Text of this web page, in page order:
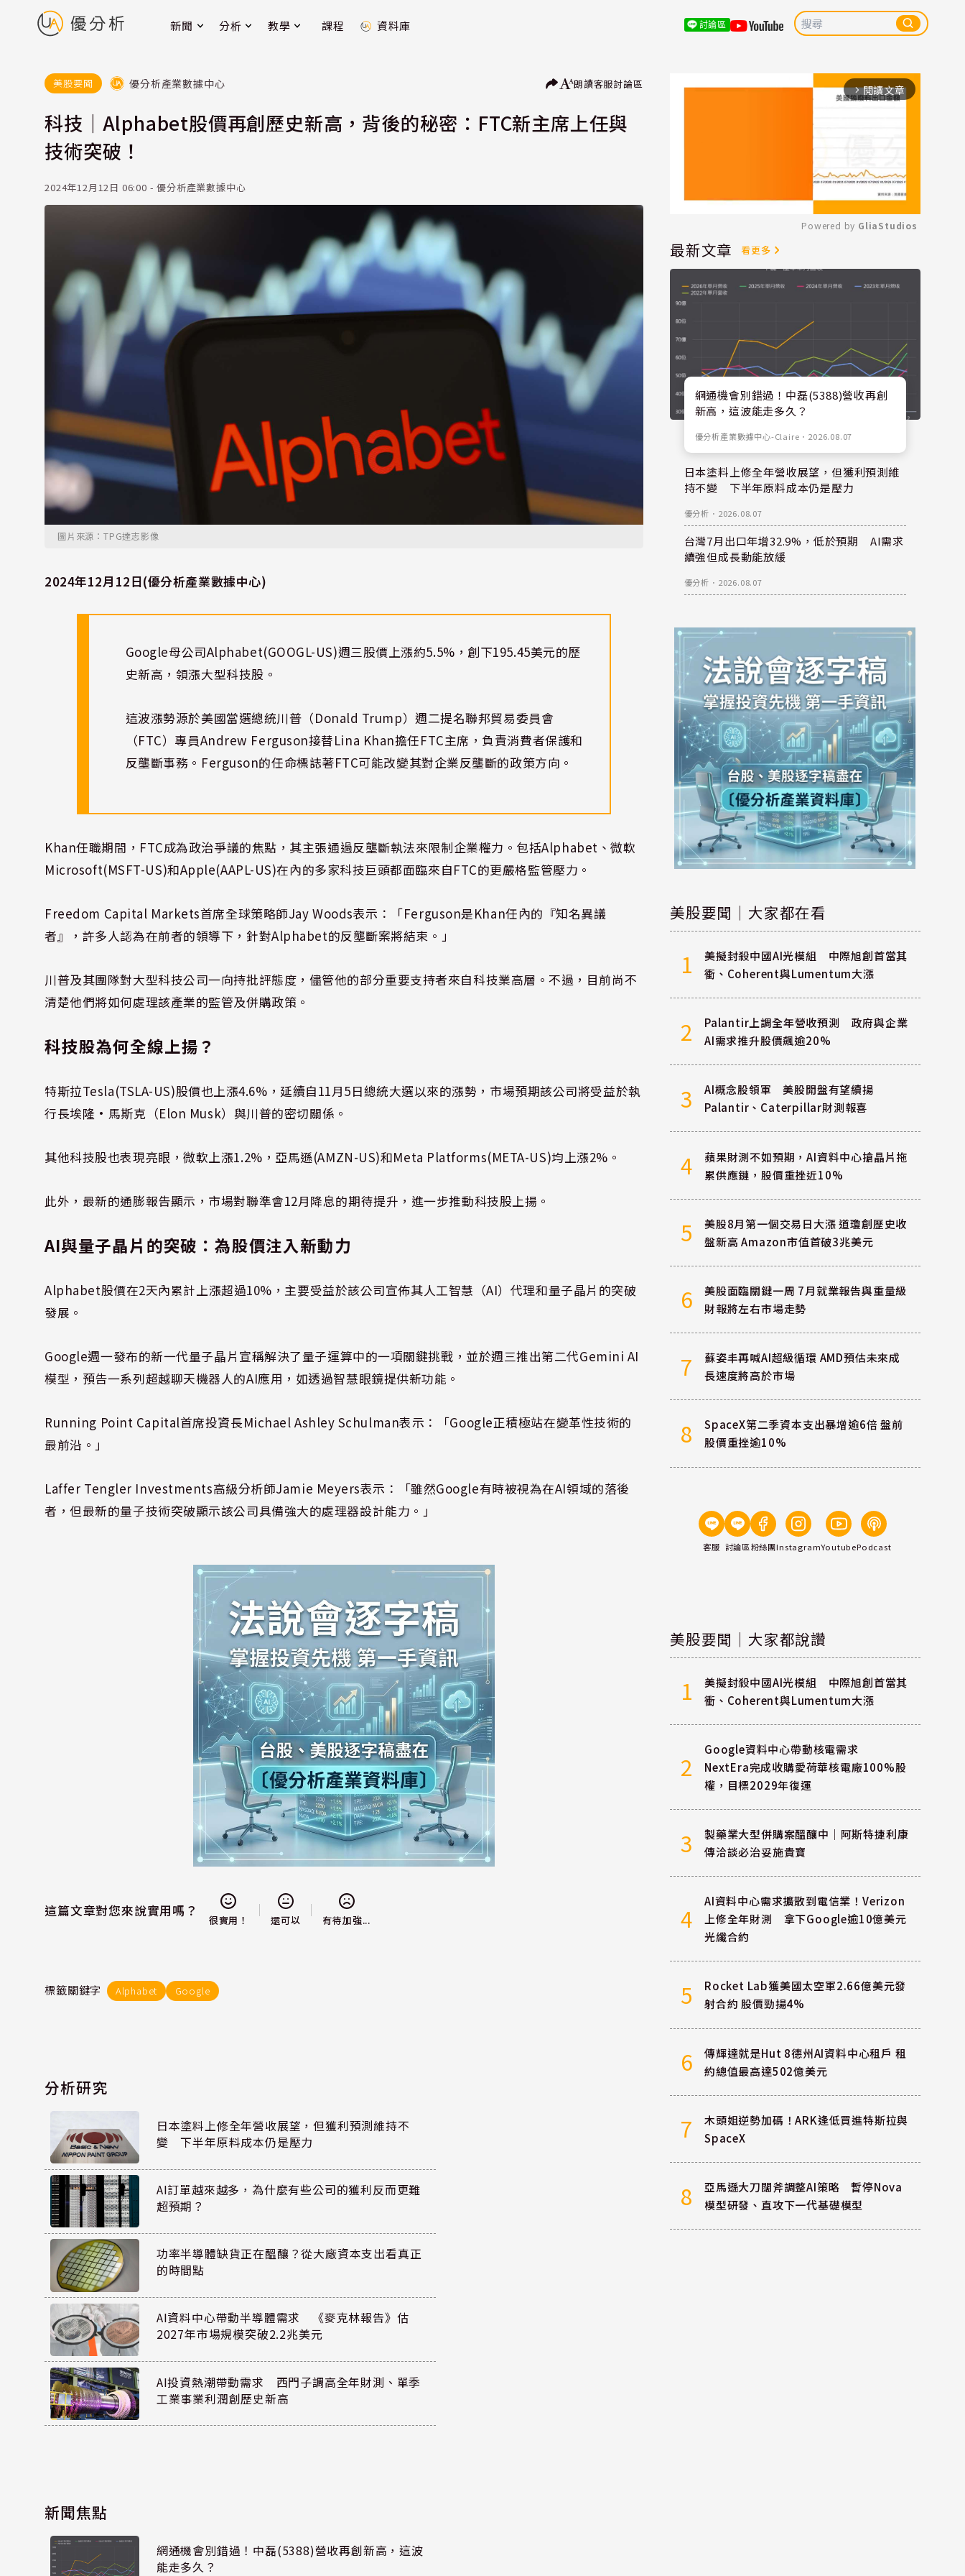
新聞 分析 教學 課程 資料庫 討論區
美股要聞 優分析產業數據中心 朗讀客服討論區
科技｜Alphabet股價再創歷史新高，背後的秘密：FTC新主席上任與
技術突破！
2024年12月12日 06:00 - 優分析產業數據中心
圖片來源：TPG達志影像
2024年12月12日(優分析產業數據中心)
Google母公司Alphabet(GOOGL-US)週三股價上漲約5.5%，創下195.45美元的歷
史新高，領漲大型科技股。
這波漲勢源於美國當選總統川普（Donald Trump）週二提名聯邦貿易委員會
（FTC）專員Andrew Ferguson接替Lina Khan擔任FTC主席，負責消費者保護和
反壟斷事務。Ferguson的任命標誌著FTC可能改變其對企業反壟斷的政策方向。
Khan任職期間，FTC成為政治爭議的焦點，其主張通過反壟斷執法來限制企業權力。包括Alphabet、微軟
Microsoft(MSFT-US)和Apple(AAPL-US)在內的多家科技巨頭都面臨來自FTC的更嚴格監管壓力。
Freedom Capital Markets首席全球策略師Jay Woods表示：「Ferguson是Khan任內的『知名異議
者』，許多人認為在前者的領導下，針對Alphabet的反壟斷案將結束。」
川普及其團隊對大型科技公司一向持批評態度，儘管他的部分重要支持者來自科技業高層。不過，目前尚不
清楚他們將如何處理該產業的監管及併購政策。
科技股為何全線上揚？
特斯拉Tesla(TSLA-US)股價也上漲4.6%，延續自11月5日總統大選以來的漲勢，市場預期該公司將受益於執
行長埃隆·馬斯克（Elon Musk）與川普的密切關係。
其他科技股也表現亮眼，微軟上漲1.2%，亞馬遜(AMZN-US)和Meta Platforms(META-US)均上漲2%。
此外，最新的通膨報告顯示，市場對聯準會12月降息的期待提升，進一步推動科技股上揚。
AI與量子晶片的突破：為股價注入新動力
Alphabet股價在2天內累計上漲超過10%，主要受益於該公司宣佈其人工智慧（AI）代理和量子晶片的突破
發展。
Google週一發布的新一代量子晶片宣稱解決了量子運算中的一項關鍵挑戰，並於週三推出第二代Gemini AI
模型，預告一系列超越聊天機器人的AI應用，如透過智慧眼鏡提供新功能。
Running Point Capital首席投資長Michael Ashley Schulman表示：「Google正積極站在變革性技術的
最前沿。」
Laffer Tengler Investments高級分析師Jamie Meyers表示：「雖然Google有時被視為在AI領域的落後
者，但最新的量子技術突破顯示該公司具備強大的處理器設計能力。」
這篇文章對您來說實用嗎？
很實用！ 還可以 有待加強...
標籤關鍵字 Alphabet Google
分析研究
日本塗料上修全年營收展望，但獲利預測維持不
變 下半年原料成本仍是壓力
AI訂單越來越多，為什麼有些公司的獲利反而更難
超預期？
功率半導體缺貨正在醞釀？從大廠資本支出看真正
的時間點
AI資料中心帶動半導體需求 《麥克林報告》估
2027年市場規模突破2.2兆美元
AI投資熱潮帶動需求 西門子調高全年財測、單季
工業事業利潤創歷史新高
新聞焦點
網通機會別錯過！中磊(5388)營收再創新高，這波
能走多久？
arrow_forward_ios 閱讀文章
Mute
Powered by GliaStudios
最新文章 看更多
網通機會別錯過！中磊(5388)營收再創
新高，這波能走多久？
優分析產業數據中心-Claire ． 2026.08.07
日本塗料上修全年營收展望，但獲利預測維
持不變 下半年原料成本仍是壓力
優分析 ． 2026.08.07
台灣7月出口年增32.9%，低於預期 AI需求
續強但成長動能放緩
優分析 ． 2026.08.07
美股要聞｜大家都在看
1
美擬封殺中國AI光模組 中際旭創首當其
衝、Coherent與Lumentum大漲
2
Palantir上調全年營收預測 政府與企業
AI需求推升股價飆逾20%
3
AI概念股領軍 美股開盤有望續揚
Palantir、Caterpillar財測報喜
4
蘋果財測不如預期，AI資料中心搶晶片拖
累供應鏈，股價重挫近10%
5
美股8月第一個交易日大漲 道瓊創歷史收
盤新高 Amazon市值首破3兆美元
6
美股面臨關鍵一周 7月就業報告與重量級
財報將左右市場走勢
7
蘇姿丰再喊AI超級循環 AMD預估未來成
長速度將高於市場
8
SpaceX第二季資本支出暴增逾6倍 盤前
股價重挫逾10%
客服 討論區粉絲團InstagramYoutubePodcast
美股要聞｜大家都說讚
1
美擬封殺中國AI光模組 中際旭創首當其
衝、Coherent與Lumentum大漲
2
Google資料中心帶動核電需求
NextEra完成收購愛荷華核電廠100%股
權，目標2029年復運
3
製藥業大型併購案醞釀中｜阿斯特捷利康
傳洽談必治妥施貴寶
4
AI資料中心需求擴散到電信業！Verizon
上修全年財測 拿下Google逾10億美元
光纖合約
5
Rocket Lab獲美國太空軍2.66億美元發
射合約 股價勁揚4%
6
傳輝達就是Hut 8德州AI資料中心租戶 租
約總值最高達502億美元
7
木頭姐逆勢加碼！ARK逢低買進特斯拉與
SpaceX
8
亞馬遜大刀闊斧調整AI策略 暫停Nova
模型研發、直攻下一代基礎模型